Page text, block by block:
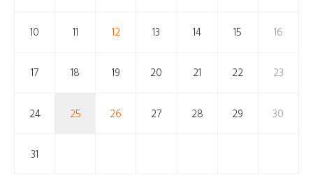
10 11 12 13 14 15 16
17 18 19 20 21 22 23
24 25 26 27 28 29 30
31